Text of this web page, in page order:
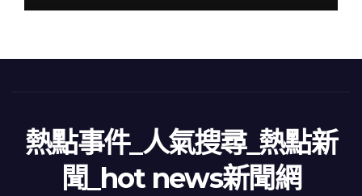
熱點事件_人氣搜尋_熱點新
聞_hot news新聞網